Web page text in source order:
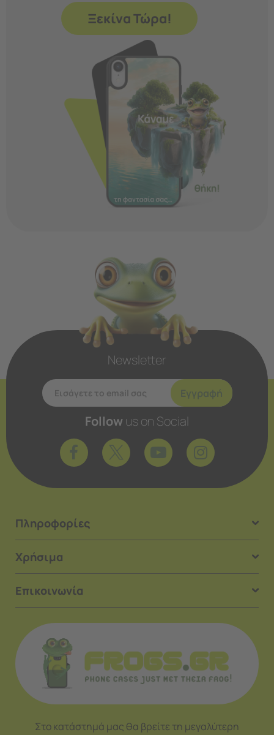
Ξεκίνα Τώρα!
Newsletter
Εγγραφή
Follow us on Social
Πληροφορίες
Χρήσιμα
Επικοινωνία
Στο κατάστημά μας θα βρείτε τη μεγαλύτερη